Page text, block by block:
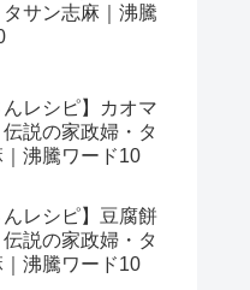
サン志麻｜沸騰
んレシピ】カオマ
説の家政婦・タ
沸騰ワード10
んレシピ】豆腐餅
説の家政婦・タ
沸騰ワード10